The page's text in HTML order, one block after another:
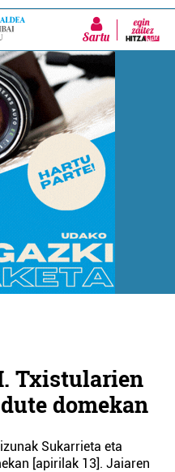
Sartu
Txistularien
domekan
Sukarrieta eta
[apirilak 13]. Jaiaren